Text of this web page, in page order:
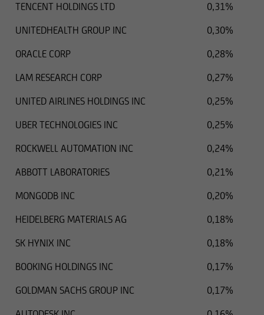
TENCENT HOLDINGS LTD
0,31%
UNITEDHEALTH GROUP INC
0,30%
ORACLE CORP
0,28%
LAM RESEARCH CORP
0,27%
UNITED AIRLINES HOLDINGS INC
0,25%
UBER TECHNOLOGIES INC
0,25%
ROCKWELL AUTOMATION INC
0,24%
ABBOTT LABORATORIES
0,21%
MONGODB INC
0,20%
HEIDELBERG MATERIALS AG
0,18%
SK HYNIX INC
0,18%
BOOKING HOLDINGS INC
0,17%
GOLDMAN SACHS GROUP INC
0,17%